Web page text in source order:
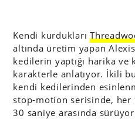
Kendi kurdukları
altında üretim yapan
kedilerin yaptığı harika
karakterle anlatıyor. İkili
kendi kedilerinden
stop-motion serisinde, her
30 saniye arasında